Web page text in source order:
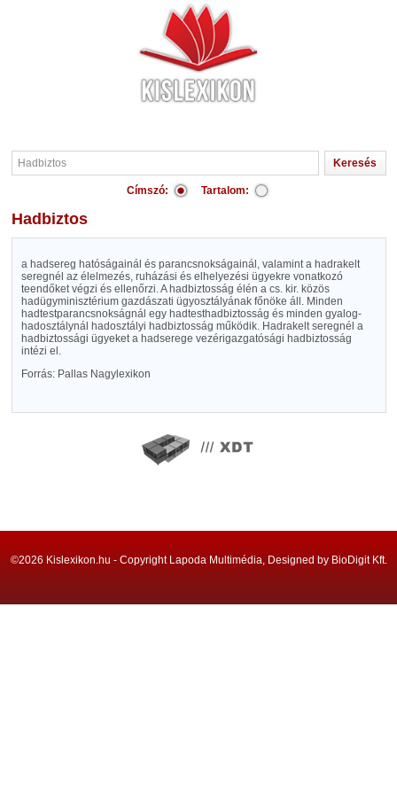
Címszó: Tartalom:
Hadbiztos
a hadsereg hatóságainál és parancsnokságainál, valamint a hadrakelt
seregnél az élelmezés, ruházási és elhelyezési ügyekre vonatkozó
teendőket végzi és ellenőrzi. A hadbiztosság élén a cs. kir. közös
hadügyminisztérium gazdászati ügyosztályának főnöke áll. Minden
hadtestparancsnokságnál egy hadtesthadbiztosság és minden gyalog-
hadosztálynál hadosztályi hadbiztosság működik. Hadrakelt seregnél a
hadbiztossági ügyeket a hadserege vezérigazgatósági hadbiztosság
intézi el.
Forrás: Pallas Nagylexikon
©2026 Kislexikon.hu - Copyright Lapoda Multimédia, Designed by BioDigit Kft.